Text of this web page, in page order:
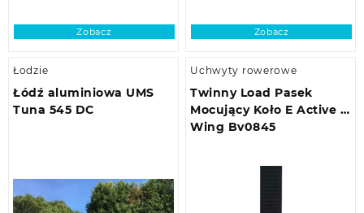
Zobacz Zobacz
Łodzie
Łódź aluminiowa UMS
Tuna 545 DC
Uchwyty rowerowe
Twinny Load Pasek
Mocujący Koło E Active E
Wing Bv0845